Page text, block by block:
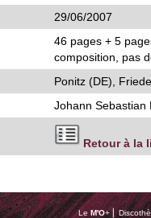
29/06/2007
46 pages + 5
composition, pas
Ponitz (DE),
Johann Sebastian
Retour à la
Le M'O+ ⎢